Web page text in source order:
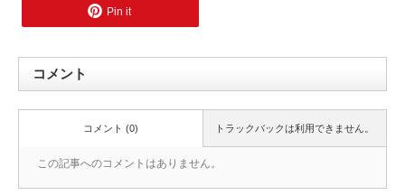
Pin it
コメント
トラックバックは利用できません。
コメント (0)
この記事へのコメントはありません。